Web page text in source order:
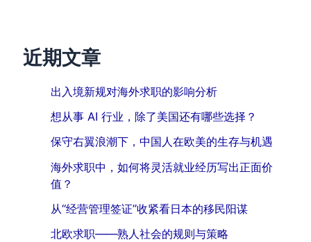
近期文章
出入境新规对海外求职的影响分析
想从事 AI 行业，除了美国还有哪些选择？
保守右翼浪潮下，中国人在欧美的生存与机遇
海外求职中，如何将灵活就业经历写出正面价
值？
从“经营管理签证”收紧看日本的移民阳谋
北欧求职——熟人社会的规则与策略